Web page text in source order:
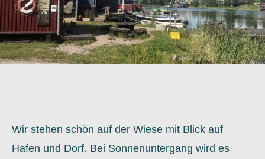
Wir stehen schön auf der Wiese mit Blick auf
Hafen und Dorf. Bei Sonnenuntergang wird es